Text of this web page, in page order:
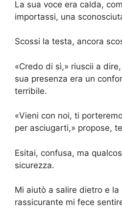
La sua voce era calda,
importassi, una
Scossi la testa, ancora
«Credo di sì,» riuscii a
sua presenza era un
terribile.
«Vieni con noi, ti
per asciugarti,» propose,
Esitai, confusa, ma
sicurezza.
Mi aiutò a salire dietro e la
rassicurante mi fece